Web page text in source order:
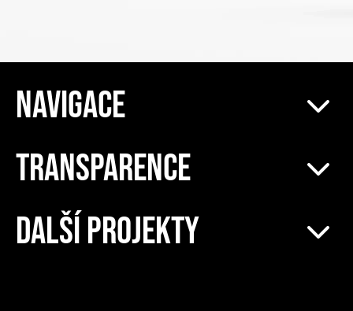
NAVIGACE
TRANSPARENCE
DALŠÍ PROJEKTY